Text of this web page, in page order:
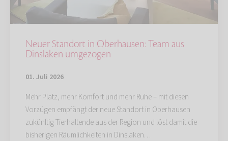
Neuer Standort in Oberhausen: Team aus
Dinslaken umgezogen
01. Juli 2026
Mehr Platz, mehr Komfort und mehr Ruhe – mit diesen
Vorzügen empfängt der neue Standort in Oberhausen
zukünftig Tierhaltende aus der Region und löst damit die
bisherigen Räumlichkeiten in Dinslaken…